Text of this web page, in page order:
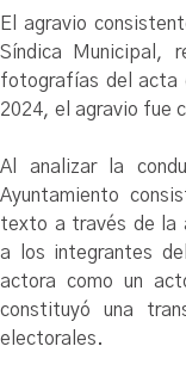
El agravio
Síndica Municipal,
fotografías del acta
2024, el agravio fue
Al analizar la
Ayuntamiento
texto a través de la
a los integrantes
actora como un
constituyó una
electorales.